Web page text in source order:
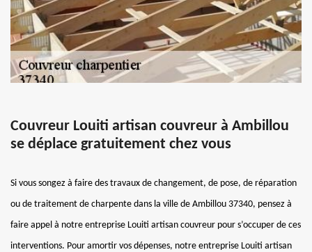
Couvreur Louiti artisan couvreur à Ambillou
se déplace gratuitement chez vous
Si vous songez à faire des travaux de changement, de pose, de réparation
ou de traitement de charpente dans la ville de Ambillou 37340, pensez à
faire appel à notre entreprise Louiti artisan couvreur pour s’occuper de ces
interventions. Pour amortir vos dépenses, notre entreprise Louiti artisan